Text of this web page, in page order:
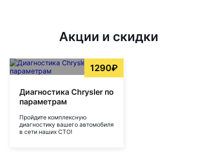
Акции и скидки
1290₽
Диагностика Chrysler по
параметрам
Пройдите комплексную
диагностику вашего автомобиля
в сети наших СТО!